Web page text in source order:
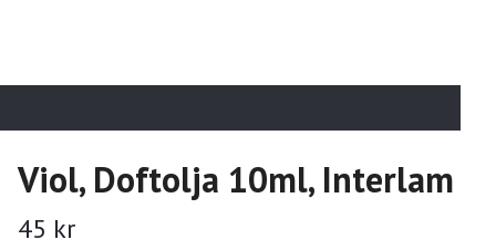
Viol, Doftolja 10ml, Interlam
45 kr